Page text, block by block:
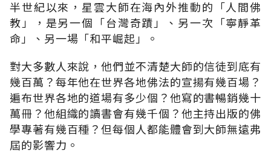
半世紀以來，星雲大師在海內外推動的「人間佛
教」，是另一個「台灣奇蹟」、另一次「寧靜革
命」、另一場「和平崛起」。
對大多數人來說，他們並不清楚大師的信徒到底有
幾百萬？每年他在世界各地佛法的宣揚有幾百場？
遍布世界各地的道場有多少個？他寫的書暢銷幾十
萬冊？他組織的讀書會有幾千個？他主持出版的佛
學專著有幾百種？但每個人都能體會到大師無遠弗
屆的影響力。